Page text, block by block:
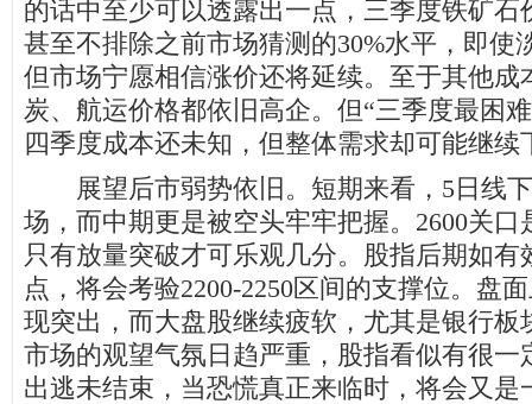
的话中至少可以透露出一点，三季度铁矿石
甚至不排除之前市场猜测的30%水平，即使
但市场宁愿相信涨价还将延续。至于其他成
炭、航运价格都依旧高企。但“三季度最困
四季度成本还未知，但整体需求却可能继续
展望后市弱势依旧。短期来看，5日线
场，而中期更是被空头牢牢把握。2600关
只有放量突破才可乐观几分。股指后期如有
点，将会考验2200-2250区间的支撑位。盘
现突出，而大盘股继续疲软，尤其是银行板
市场的观望气氛日趋严重，股指看似有很一
出逃未结束，当恐慌真正来临时，将会又是